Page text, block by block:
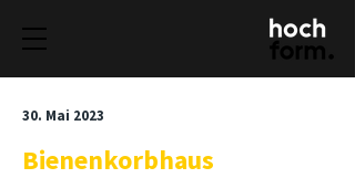
30. Mai 2023
Bienenkorbhaus